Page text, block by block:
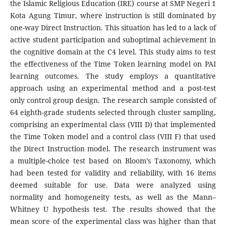
the Islamic Religious Education (IRE) course at SMP Negeri 1
Kota Agung Timur, where instruction is still dominated by
one-way Direct Instruction. This situation has led to a lack of
active student participation and suboptimal achievement in
the cognitive domain at the C4 level. This study aims to test
the effectiveness of the Time Token learning model on PAI
learning outcomes. The study employs a quantitative
approach using an experimental method and a post-test
only control group design. The research sample consisted of
64 eighth-grade students selected through cluster sampling,
comprising an experimental class (VIII D) that implemented
the Time Token model and a control class (VIII F) that used
the Direct Instruction model. The research instrument was
a multiple-choice test based on Bloom’s Taxonomy, which
had been tested for validity and reliability, with 16 items
deemed suitable for use. Data were analyzed using
normality and homogeneity tests, as well as the Mann–
Whitney U hypothesis test. The results showed that the
mean score of the experimental class was higher than that